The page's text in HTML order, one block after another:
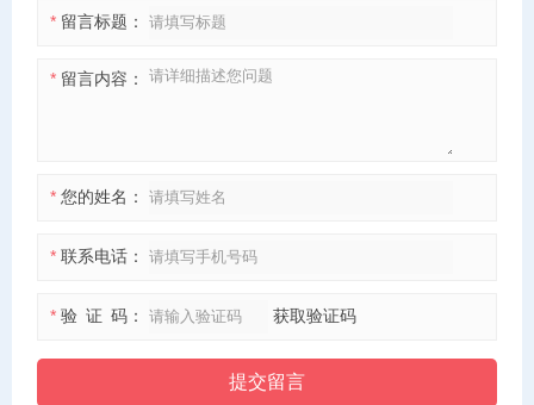
* 留言标题：
* 留言内容：
*您的姓名：
*联系电话：
*验 证 码： 获取验证码
提交留言